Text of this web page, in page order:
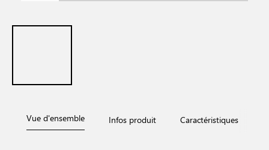
Vue d'ensemble Infos produit Caractéristiques